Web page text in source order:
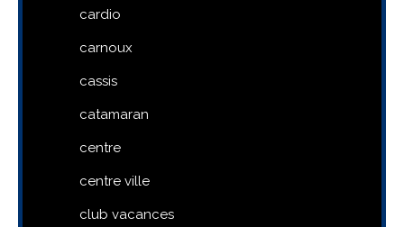
cardio
carnoux
cassis
catamaran
centre
centre ville
club vacances